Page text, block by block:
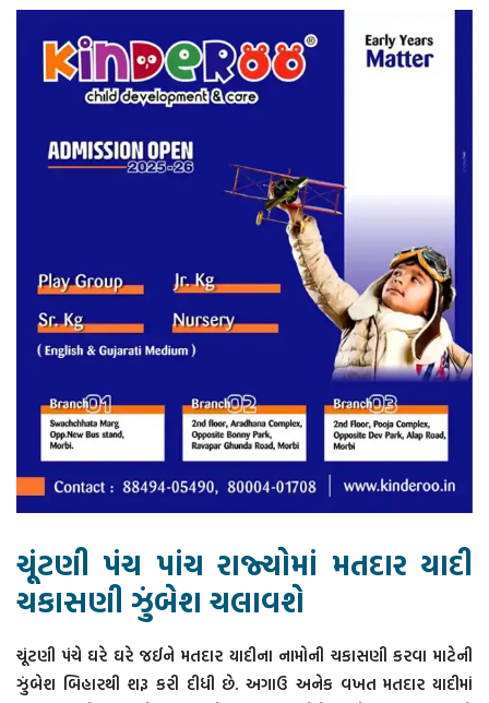
ચૂંટણી પંચ પાંચ રાજ્યોમાં મતદાર યાદી
ચકાસણી ઝુંબેશ ચલાવશે
ચૂંટણી પંચે ઘરે ઘરે જઈને મતદાર યાદીના નામોની ચકાસણી કરવા માટેની
ઝુંબેશ બિહારથી શરૂ કરી દીધી છે. અગાઉ અનેક વખત મતદાર યાદીમાં